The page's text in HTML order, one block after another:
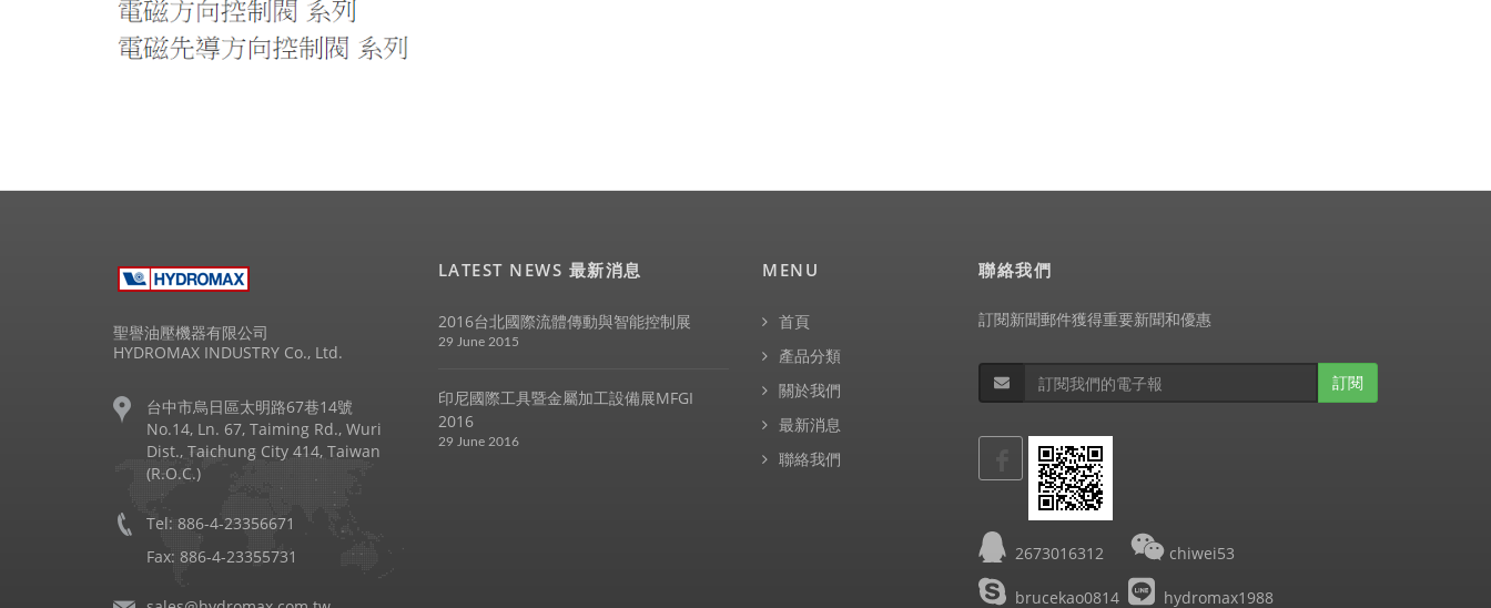
聖譽油壓機器有限公司
HYDROMAX INDUSTRY Co., Ltd.
台中市烏日區太明路67巷14號
No.14, Ln. 67, Taiming Rd., Wuri
Dist., Taichung City 414, Taiwan
(R.O.C.)
Tel: 886-4-23356671
Fax: 886-4-23355731
LATEST NEWS 最新消息
2016台北國際流體傳動與智能控制展
29 June 2015
印尼國際工具暨金屬加工設備展MFGI
2016
29 June 2016
MENU
首頁
產品分類
關於我們
最新消息
聯絡我們
聯絡我們
訂閱新聞郵件獲得重要新聞和優惠
訂閱
2673016312 chiwei53
brucekao0814 hydromax1988